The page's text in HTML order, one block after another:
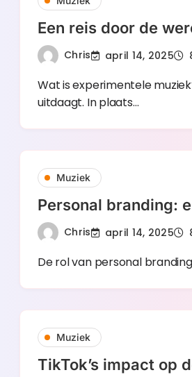
Een reis door de
Chris april 14, 2025
Wat is experimentele
uitdaagt. In plaats…
Muziek
Personal branding:
Chris april 14, 2025
De rol van personal
Muziek
TikTok’s impact op